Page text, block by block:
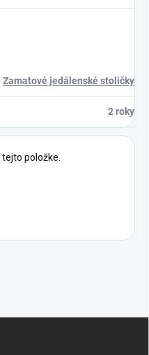
Zamatové jedálenské stoličky
2 roky
položke.